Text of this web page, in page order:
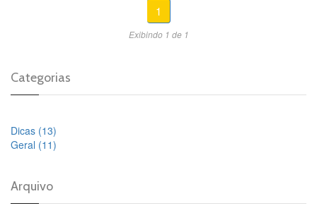
1
Exibindo 1 de 1
Categorias
Dicas (13)
Geral (11)
Arquivo